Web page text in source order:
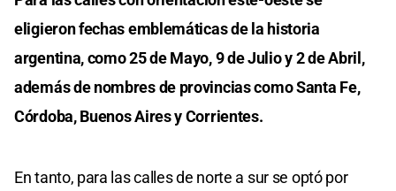
eligieron fechas emblemáticas de la historia
argentina, como 25 de Mayo, 9 de Julio y 2 de Abril,
además de nombres de provincias como Santa Fe,
Córdoba, Buenos Aires y Corrientes.
En tanto, para las calles de norte a sur se optó por